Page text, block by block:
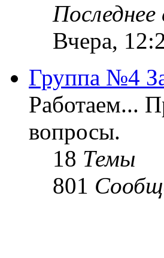
Вчера,
Группа №4
Работаем...
вопросы.
18 Темы
801